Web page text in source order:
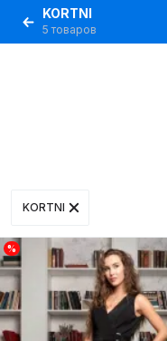
KORTNI
5 товаров
KORTNI
%